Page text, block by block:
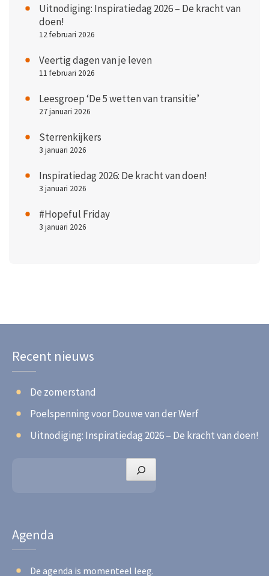
Uitnodiging: Inspiratiedag 2026 – De kracht van
doen!
12 februari 2026
Veertig dagen van je leven
11 februari 2026
Leesgroep ‘De 5 wetten van transitie’
27 januari 2026
Sterrenkijkers
3 januari 2026
Inspiratiedag 2026: De kracht van doen!
3 januari 2026
#Hopeful Friday
3 januari 2026
Recent nieuws
De zomerstand
Poelspenning voor Douwe van der Werf
Uitnodiging: Inspiratiedag 2026 – De kracht van doen!
Agenda
De agenda is momenteel leeg.